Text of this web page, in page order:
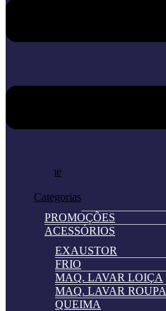
Home
Categorias
PROMOÇÕES
ACESSÓRIOS
EXAUSTOR
FRIO
MAQ. LAVAR LOIÇA
MAQ. LAVAR ROUPA
QUEIMA